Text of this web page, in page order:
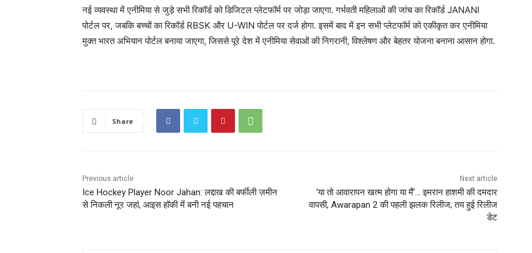
नई व्यवस्था में एनीमिया से जुड़े सभी रिकॉर्ड को डिजिटल प्लेटफॉर्म पर जोड़ा जाएगा. गर्भवती महिलाओं की जांच का रिकॉर्ड JANANI
पोर्टल पर, जबकि बच्चों का रिकॉर्ड RBSK और U-WIN पोर्टल पर दर्ज होगा. इसमें बाद में इन सभी प्लेटफॉर्म को एकीकृत कर एनीमिया
मुक्त भारत अभियान पोर्टल बनाया जाएगा, जिससे पूरे देश में एनीमिया सेवाओं की निगरानी, विश्लेषण और बेहतर योजना बनाना आसान होगा.
Share
Previous article
Ice Hockey Player Noor Jahan: लद्दाख की बर्फीली ज़मीन
से निकली नूर जहां, आइस हॉकी में बनी नई पहचान
Next article
‘या तो आवारापन खत्म होगा या मैं’… इमरान हाशमी की दमदार
वापसी, Awarapan 2 की पहली झलक रिलीज; तय हुई रिलीज
डेट